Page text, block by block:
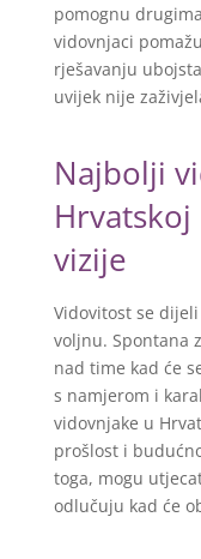
pomognu
vidovnjaci
rješavanju
uvijek nije
Najbolji
vizije
Vidovitost se
voljnu. Spontana
nad time kad će
s namjerom i
vidovnjake u
prošlost i
toga, mogu
odlučuju kad će